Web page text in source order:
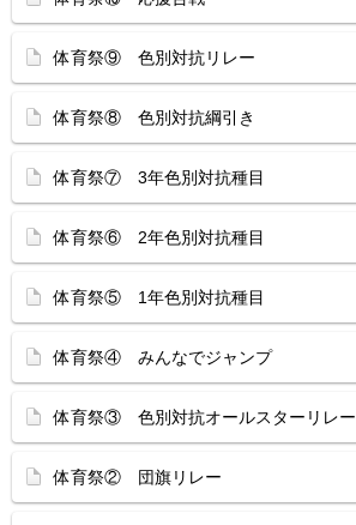
体育祭⑨ 色別対抗リレー
体育祭⑧ 色別対抗綱引き
体育祭⑦ 3年色別対抗種目
体育祭⑥ 2年色別対抗種目
体育祭⑤ 1年色別対抗種目
体育祭④ みんなでジャンプ
体育祭③ 色別対抗オールスターリレー
体育祭② 団旗リレー